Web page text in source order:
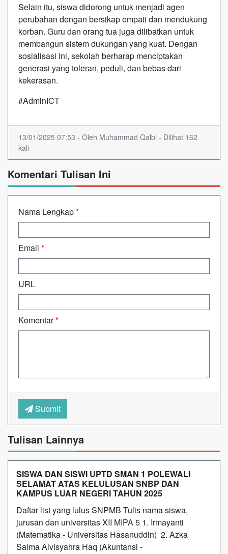
Selain itu, siswa didorong untuk menjadi agen
perubahan dengan bersikap empati dan mendukung
korban. Guru dan orang tua juga dilibatkan untuk
membangun sistem dukungan yang kuat. Dengan
sosialisasi ini, sekolah berharap menciptakan
generasi yang toleran, peduli, dan bebas dari
kekerasan.
#AdminICT
13/01/2025 07:53 - Oleh Muhammad Qalbi - Dilihat 162
kali
Komentari Tulisan Ini
Nama Lengkap*
Email *
URL
Komentar*
Submit
Tulisan Lainnya
SISWA DAN SISWI UPTD SMAN 1 POLEWALI
SELAMAT ATAS KELULUSAN SNBP DAN
KAMPUS LUAR NEGERI TAHUN 2025
Daftar list yang lulus SNPMB Tulis nama siswa,
jurusan dan universitas XII MIPA 5 1. Irmayanti
(Matematika - Universitas Hasanuddin) 2. Azka
Salma Alvisyahra Haq (Akuntansi -